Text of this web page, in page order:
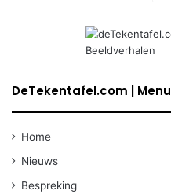
DeTekentafel.com | Menu
Home
Nieuws
Bespreking